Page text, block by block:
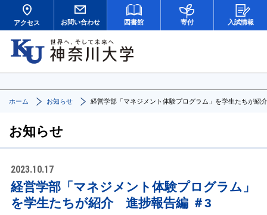
アクセス お問い合わせ 図書館 寄付 入試情報
ホーム お知らせ 経営学部「マネジメント体験プログラム」を学生たちが紹
お知らせ
2023.10.17
経営学部「マネジメント体験プログラム」
を学生たちが紹介 進捗報告編 ＃3